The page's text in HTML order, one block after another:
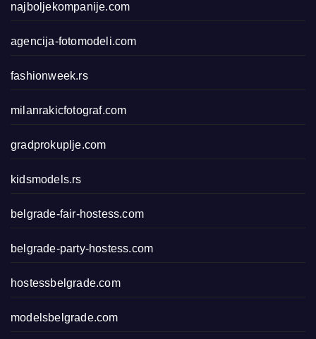
najboljekompanije.com
agencija-fotomodeli.com
fashionweek.rs
milanrakicfotograf.com
gradprokuplje.com
kidsmodels.rs
belgrade-fair-hostess.com
belgrade-party-hostess.com
hostessbelgrade.com
modelsbelgrade.com